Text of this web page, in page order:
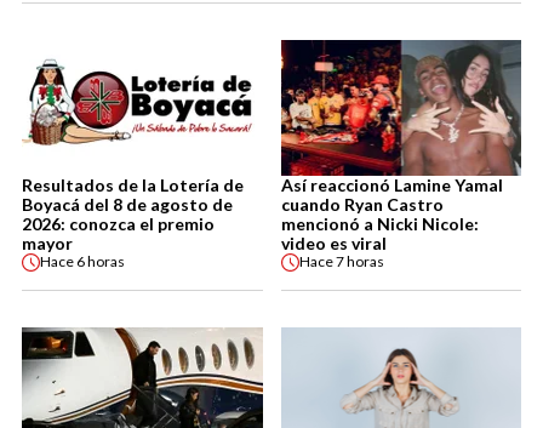
Resultados de la Lotería de
Boyacá del 8 de agosto de
2026: conozca el premio
mayor
Hace 6 horas
Así reaccionó Lamine Yamal
cuando Ryan Castro
mencionó a Nicki Nicole:
video es viral
Hace7 horas